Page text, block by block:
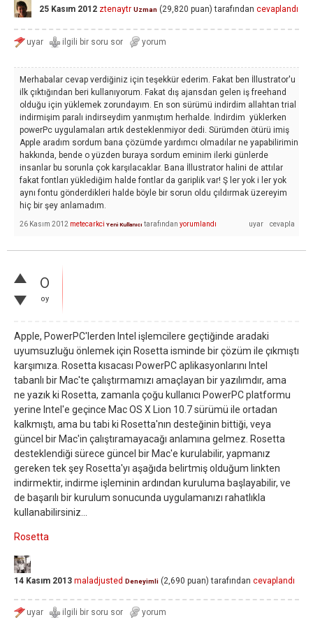
25 Kasım 2012 ztenaytr Uzman (29,820 puan) tarafından cevaplandı
Merhabalar cevap verdiğiniz için teşekkür ederim. Fakat ben İllustrator'u
ilk çıktığından beri kullanıyorum. Fakat dış ajansdan gelen iş freehand
olduğu için yüklemek zorundayım. En son sürümü indirdim allahtan trial
indirmişim paralı indirseydim yanmıştım herhalde. İndirdim yüklerken
powerPc uygulamaları artık desteklenmiyor dedi. Sürümden ötürü imiş
Apple aradım sordum bana çözümde yardımcı olmadılar ne yapabilirimin
hakkında, bende o yüzden buraya sordum eminim ilerki günlerde
insanlar bu sorunla çok karşılacaklar. Bana İllustrator halini de attılar
fakat fontları yüklediğim halde fontlar da gariplik var! Ş ler yok i ler yok
aynı fontu gönderdikleri halde böyle bir sorun oldu çıldırmak üzereyim
hiç bir şey anlamadım.
26 Kasım 2012 metecarkci Yeni Kullanıcı tarafından yorumlandı
0
oy
Apple, PowerPC'lerden Intel işlemcilere geçtiğinde aradaki
uyumsuzluğu önlemek için Rosetta isminde bir çözüm ile çıkmıştı
karşımıza. Rosetta kısacası PowerPC aplikasyonlarını Intel
tabanlı bir Mac'te çalıştırmamızı amaçlayan bir yazılımdır, ama
ne yazık ki Rosetta, zamanla çoğu kullanıcı PowerPC platformu
yerine Intel'e geçince Mac OS X Lion 10.7 sürümü ile ortadan
kalkmıştı, ama bu tabi ki Rosetta'nın desteğinin bittiği, veya
güncel bir Mac'in çalıştıramayacağı anlamına gelmez. Rosetta
desteklendiği sürece güncel bir Mac'e kurulabilir, yapmanız
gereken tek şey Rosetta'yı aşağıda belirtmiş olduğum linkten
indirmektir, indirme işleminin ardından kuruluma başlayabilir, ve
de başarılı bir kurulum sonucunda uygulamanızı rahatlıkla
kullanabilirsiniz...
Rosetta
14 Kasım 2013 maladjusted Deneyimli (2,690 puan) tarafından cevaplandı